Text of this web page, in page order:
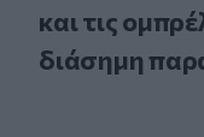
και τις
διάσημη